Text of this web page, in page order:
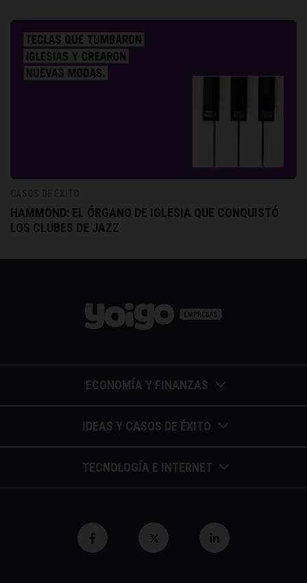
HAMMOND: EL ÓRGANO DE IGLESIA QUE CONQUISTÓ
LOS CLUBES DE JAZZ
ECONOMÍA Y FINANZAS
Barómetros de sueldos
Economía colaborativa
Economía para Pymes
IDEAS Y CASOS DE ÉXITO
Calendario de eventos
Casos de éxito
Entrevistas / autores
Gestión y liderazgo
TECNOLOGÍA E INTERNET
Blockchain y similares